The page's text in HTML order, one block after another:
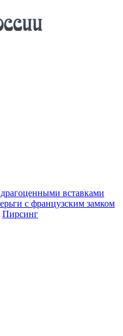
вставками
с французским замком
Пирсинг